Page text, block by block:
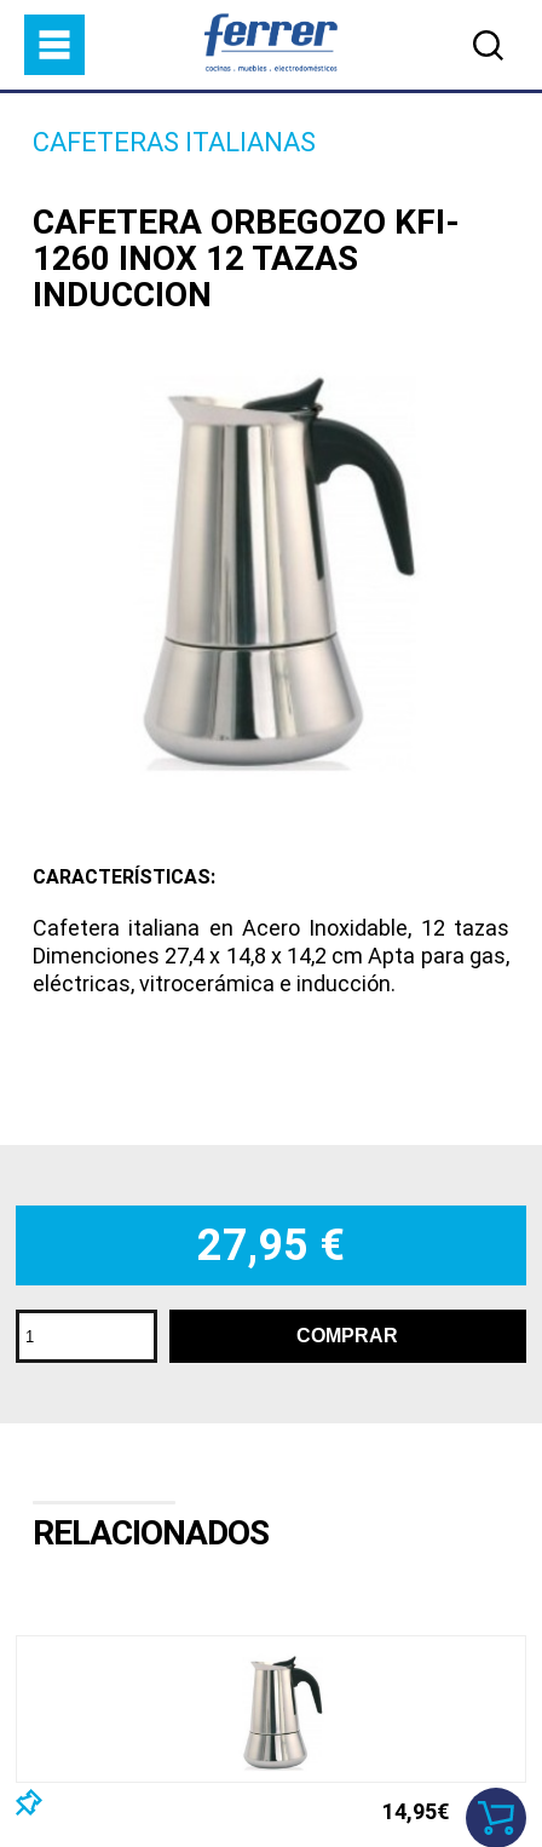
Pasar al contenido principal
CAFETERAS ITALIANAS
CAFETERA ORBEGOZO KFI-
1260 INOX 12 TAZAS
INDUCCION
CARACTERÍSTICAS:
Cafetera italiana en Acero Inoxidable, 12 tazas
Dimenciones 27,4 x 14,8 x 14,2 cm Apta para gas,
eléctricas, vitrocerámica e inducción.
27,95 €
RELACIONADOS
14,95€